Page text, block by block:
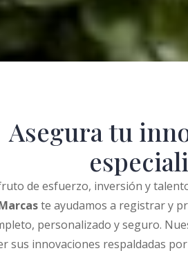
Asegura tu
de esfuerzo, inversión y
te ayudamos a registrar y
personalizado y seguro.
sus innovaciones respaldadas